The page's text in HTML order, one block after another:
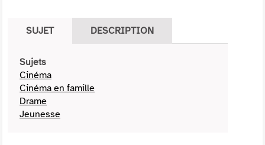
SUJET DESCRIPTION
Sujets
Cinéma
Cinéma en famille
Drame
Jeunesse